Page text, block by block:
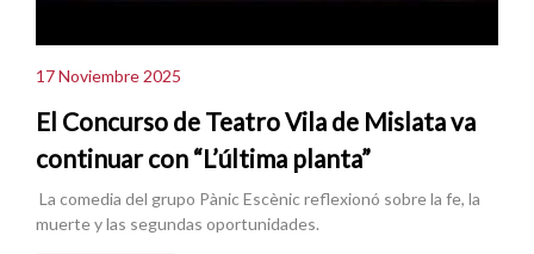
17 Noviembre 2025
El Concurso de Teatro Vila de Mislata va
continuar con “L’última planta”
La comedia del grupo Pànic Escènic reflexionó sobre la fe, la
muerte y las segundas oportunidades.